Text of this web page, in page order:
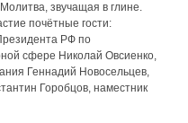
звучащая в глине.
почётные гости:
РФ по
сфере Николай Овсиенко,
Геннадий Новосельцев,
Горобцов, наместник